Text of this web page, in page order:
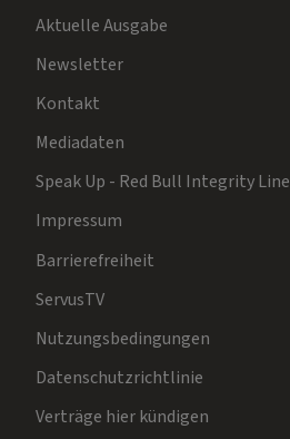
Aktuelle Ausgabe
Newsletter
Kontakt
Mediadaten
Speak Up - Red Bull Integrity Line
Impressum
Barrierefreiheit
ServusTV
Nutzungsbedingungen
Datenschutzrichtlinie
Verträge hier kündigen